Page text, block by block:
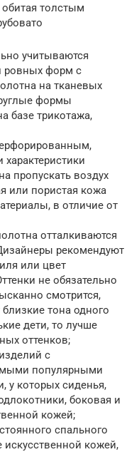
толстым
учитываются
ровных форм с
на тканевых
формы
базе трикотажа,
пропускать воздух
или пористая кожа
в отличие от
отталкиваются
рекомендуют
или цвет
не обязательно
смотрится,
тона одного
дети, то лучше
оттенков;
с
популярными
у которых сиденья,
боковая и
кожей;
спального
кожей,